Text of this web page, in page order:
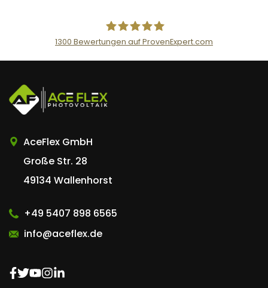
AceFlex GmbH
1300 Bewertungen auf ProvenExpert.com
AceFlex GmbH
Große Str. 28
49134 Wallenhorst
+49 5407 898 6565
info@aceflex.de